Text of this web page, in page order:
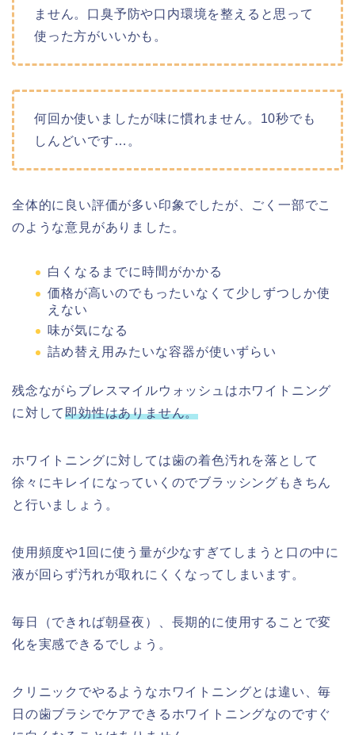
ません。口臭予防や口内環境を整えると思って
使った方がいいかも。
何回か使いましたが味に慣れません。 10秒でも
しんどいです…。
全体的に良い評価が多い印象でしたが、ごく一部でこ
のような意見がありました。
白くなるまでに時間がかかる
価格が高いのでもったいなくて少しずつしか使
えない
味が気になる
詰め替え用みたいな容器が使いずらい
残念ながらブレスマイルウォッシュはホワイトニング
に対して即効性はありません。
ホワイトニングに対しては歯の着色汚れを落として
徐々にキレイになっていくのでブラッシングもきちん
と行いましょう。
使用頻度や1回に使う量が少なすぎてしまうと口の中に
液が回らず汚れが取れにくくなってしまいます。
毎日（できれば朝昼夜）、長期的に使用することで変
化を実感できるでしょう。
クリニックでやるようなホワイトニングとは違い、毎
日の歯ブラシでケアできるホワイトニングなのですぐ